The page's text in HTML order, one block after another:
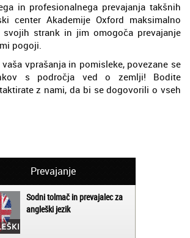
in profesionalnega prevajanja takšnih
center Akademije Oxford maksimalno
svojih strank in jim omogoča prevajanje
pogoji.
vprašanja in pomisleke, povezane se
s področja ved o zemlji! Bodite
z nami, da bi se dogovorili o vseh
Prevajanje
Sodni tolmač in prevajalec za
angleški jezik